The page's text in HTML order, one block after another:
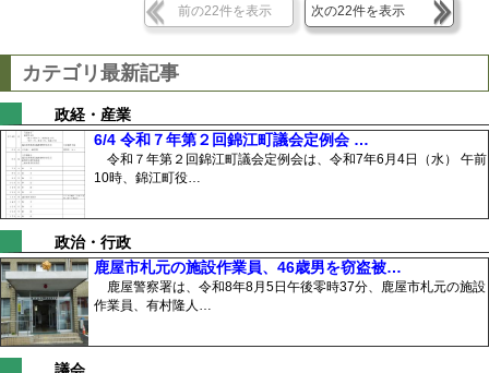
前の22件を表示 次の22件を表示
カテゴリ最新記事
政経・産業
6/4 令和７年第２回錦江町議会定例会 …
令和７年第２回錦江町議会定例会は、令和7年6月4日（水） 午前
10時、錦江町役…
政治・行政
鹿屋市札元の施設作業員、46歳男を窃盗被…
鹿屋警察署は、令和8年8月5日午後零時37分、鹿屋市札元の施設
作業員、有村隆人…